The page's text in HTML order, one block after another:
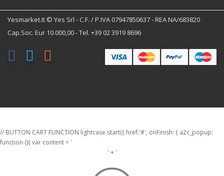
Yesmarket.it © Yes Srl - C.F. / P.IVA 07947850637 - REA NA/683820
Cap.Soc. Eur 10.000,00 - Tel. +39 02 3919 8696
// BUTTON CART FUNCTION lightcase.start({ href:'#', onFinish: { a2c_popup:
function (){ var content = '
' + '